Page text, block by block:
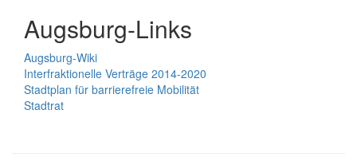
Augsburg-Links
Augsburg-Wiki
Interfraktionelle Verträge 2014-2020
Stadtplan für barrierefreie Mobilität
Stadtrat